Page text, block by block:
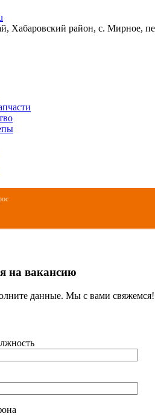
Хабаровский район, с. Мирное,
на вакансию
данные. Мы с вами свяжемся!